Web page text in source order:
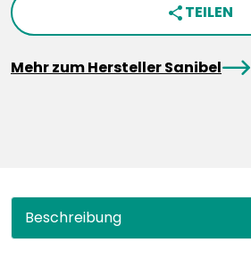
share TEILEN
Mehr zum Hersteller SanibelarrowRight
Beschreibung